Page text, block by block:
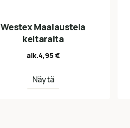
Westex Maalaustela
keltaraita
alk.4,95€
Näytä